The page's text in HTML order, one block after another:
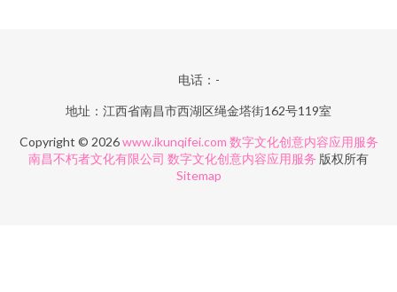
电话：-
地址：江西省南昌市西湖区绳金塔街162号119室
Copyright © 2026www.ikunqifei.com 数字文化创意内容应用服务
南昌不朽者文化有限公司 数字文化创意内容应用服务 版权所有
Sitemap